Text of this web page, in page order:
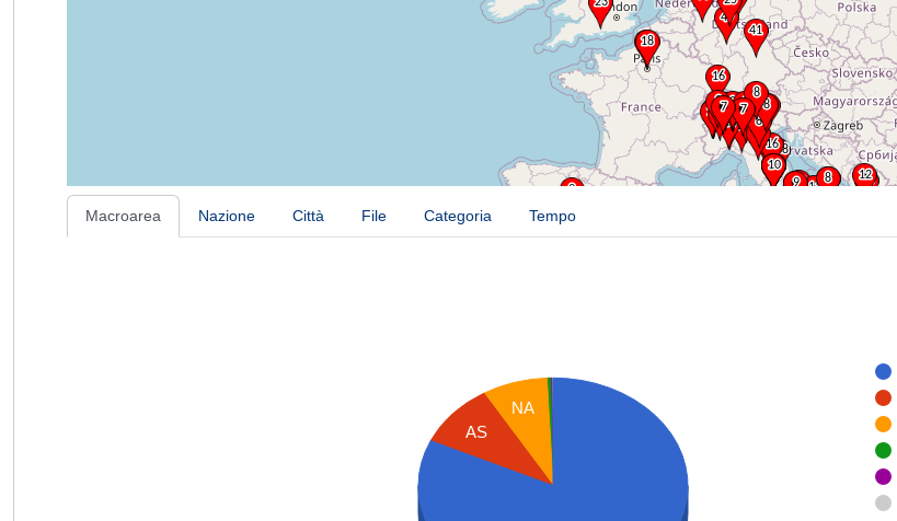
Macroarea Nazione Città File Categoria Tempo
NA
AS